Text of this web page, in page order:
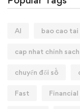
AI bao cao tai
cap nhat chinh
chuyển đổi số
Fast